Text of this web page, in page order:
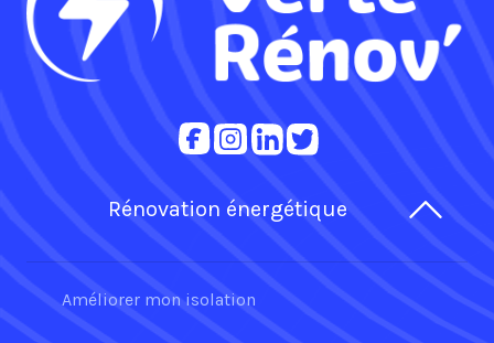
Rénovation énergétique
Améliorer mon isolation